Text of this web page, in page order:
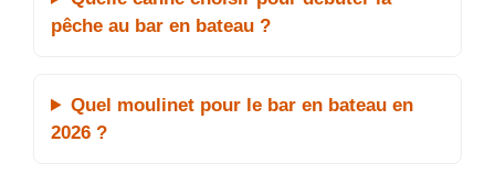
pêche au bar en bateau ?
Quel moulinet pour le bar en bateau en
2026 ?